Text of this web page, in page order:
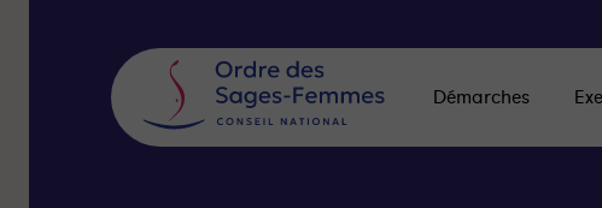
Démarches